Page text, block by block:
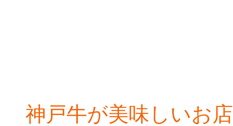
神戸牛が美味しいお店